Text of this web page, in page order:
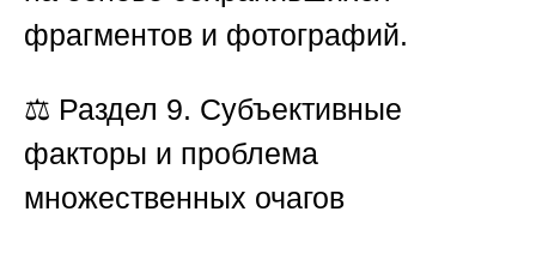
фрагментов и фотографий.
⚖️ Раздел 9. Субъективные
факторы и проблема
множественных очагов